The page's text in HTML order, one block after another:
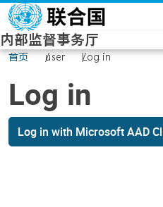
Skip to main content
内部监督事务厅
首页 user Log in
Log in
Log in with Microsoft AAD